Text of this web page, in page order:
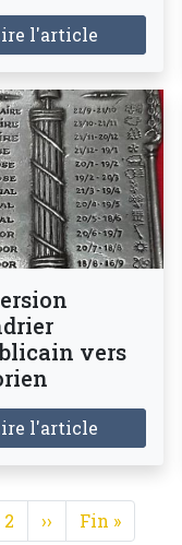
l'article
vers
l'article
courante
Page
2 Page suivante
›› Dernière
Fin »